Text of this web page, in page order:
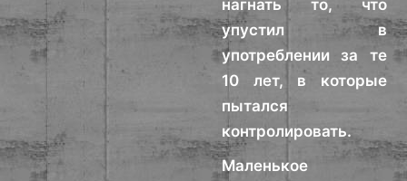
нагнать то, что
упустил в
употреблении за те
10 лет, в которые
пытался
контролировать.
Маленькое